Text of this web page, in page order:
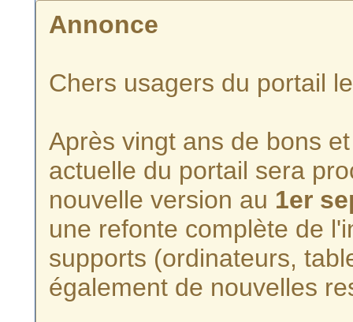
Annonce
Chers usagers du portail
Après vingt ans de bons
actuelle du portail sera
nouvelle version au 1er
une refonte complète de
supports (ordinateurs,
également de nouvelles